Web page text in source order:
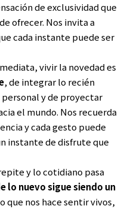
de exclusividad que
ofrecer. Nos invita a
cada instante puede ser
vivir la novedad es
, de integrar lo recién
y de proyectar
el mundo. Nos recuerda
y cada gesto puede
instante de disfrute que
y lo cotidiano pasa
lo nuevo sigue siendo un
que nos hace sentir vivos,